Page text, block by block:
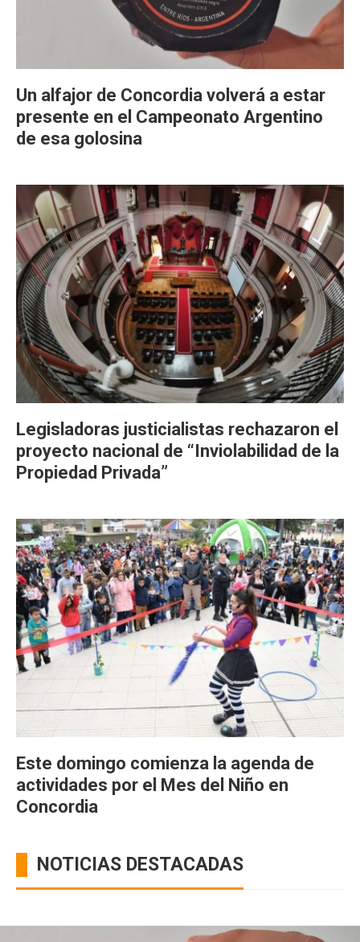
Un alfajor de Concordia volverá a estar
presente en el Campeonato Argentino
de esa golosina
Legisladoras justicialistas rechazaron el
proyecto nacional de “Inviolabilidad de la
Propiedad Privada”
Este domingo comienza la agenda de
actividades por el Mes del Niño en
Concordia
NOTICIAS DESTACADAS